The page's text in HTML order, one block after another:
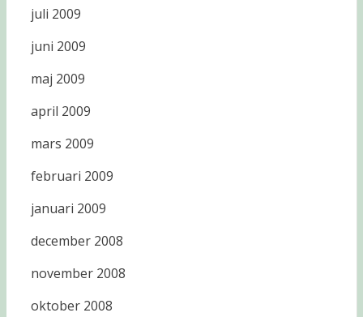
juli 2009
juni 2009
maj 2009
april 2009
mars 2009
februari 2009
januari 2009
december 2008
november 2008
oktober 2008